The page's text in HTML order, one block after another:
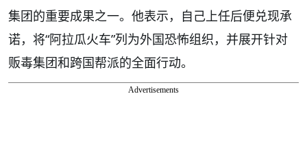
集团的重要成果之一。他表示，自己上任后便兑现承
诺，将“阿拉瓜火车”列为外国恐怖组织，并展开针对
贩毒集团和跨国帮派的全面行动。
Advertisements